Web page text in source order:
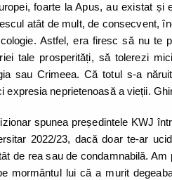
foarte la Apus, au existat și
atât de mult, de consecvent,
Astfel, era firesc să nu te
tale prosperități, să tolerezi
sau Crimeea. Că totul s-a
expresia neprietenoasă a vieții.
spunea președintele KWJ
2022/23, dacă doar te-ar
de rea sau de condamnabilă.
mormântul lui că a murit